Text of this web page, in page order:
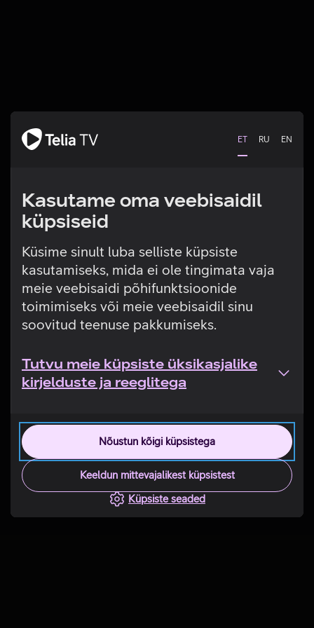
ET RU EN
Kasutame oma veebisaidil
küpsiseid
Küsime sinult luba selliste küpsiste
kasutamiseks, mida ei ole tingimata vaja
meie veebisaidi põhifunktsioonide
toimimiseks või meie veebisaidil sinu
soovitud teenuse pakkumiseks.
Tutvu meie küpsiste üksikasjalike
kirjelduste ja reeglitega
Nõustun kõigi küpsistega
Keeldun mittevajalikest küpsistest
Küpsiste seaded
Tehniline viga